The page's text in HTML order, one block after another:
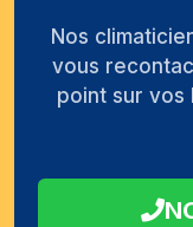
Nos
vous
point sur vos